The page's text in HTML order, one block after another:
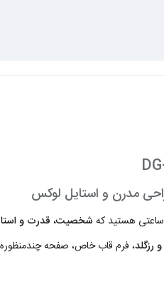
ساعتی هستید کهشخصیت، قدرت و
رزگلد، فرم قاب خاص، صفحه